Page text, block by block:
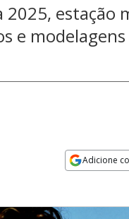
2025, estação
e modelagens
Adicione